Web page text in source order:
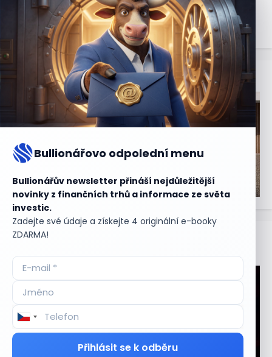
Bullionářovo odpolední menu
Bullionářův newsletter přináší nejdůležitější
novinky z finančních trhů a informace ze světa
investic.
Zadejte své údaje a získejte 4 originální e-booky
ZDARMA!
Přihlásit se k odběru
Aktuální